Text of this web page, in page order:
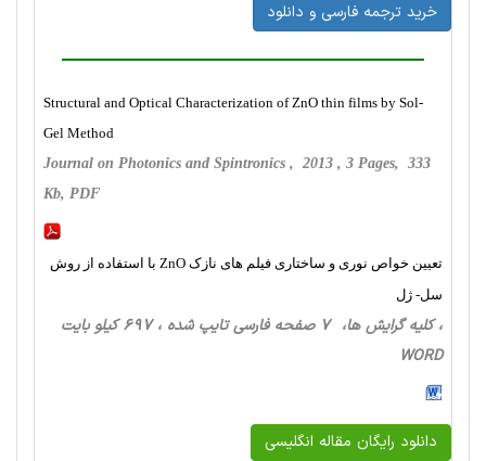
خرید ترجمه فارسی و دانلود
Structural and Optical Characterization of ZnO thin films by Sol-
Gel Method
Journal on Photonics and Spintronics , 2013 , 3 Pages, 333
Kb, PDF
تعیین خواص نوری و ساختاری فیلم های نازک ZnO با استفاده از روش
سل- ژل
، کلیه گرایش ها، 7 صفحه فارسی تایپ شده ، 697 کیلو بایت
WORD
دانلود رایگان مقاله انگلیسی